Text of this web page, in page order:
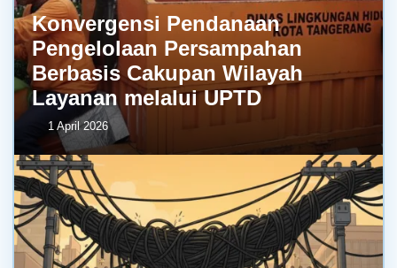
Konvergensi Pendanaan
Pengelolaan Persampahan
Berbasis Cakupan Wilayah
Layanan melalui UPTD
1 April 2026